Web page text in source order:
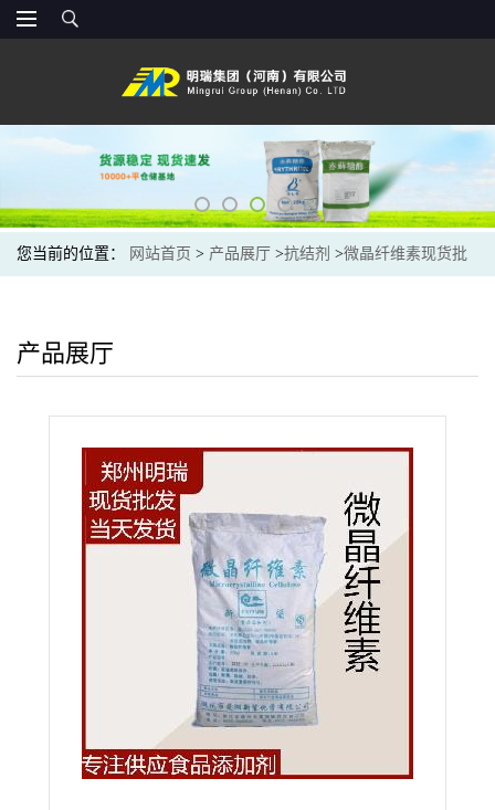
您当前的位置： 网站首页 > 产品展厅 >抗结剂 >微晶纤维素现货批
产品展厅